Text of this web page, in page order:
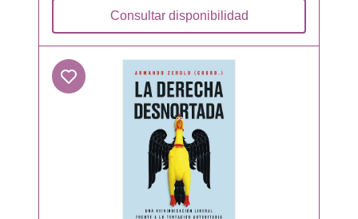
Consultar disponibilidad